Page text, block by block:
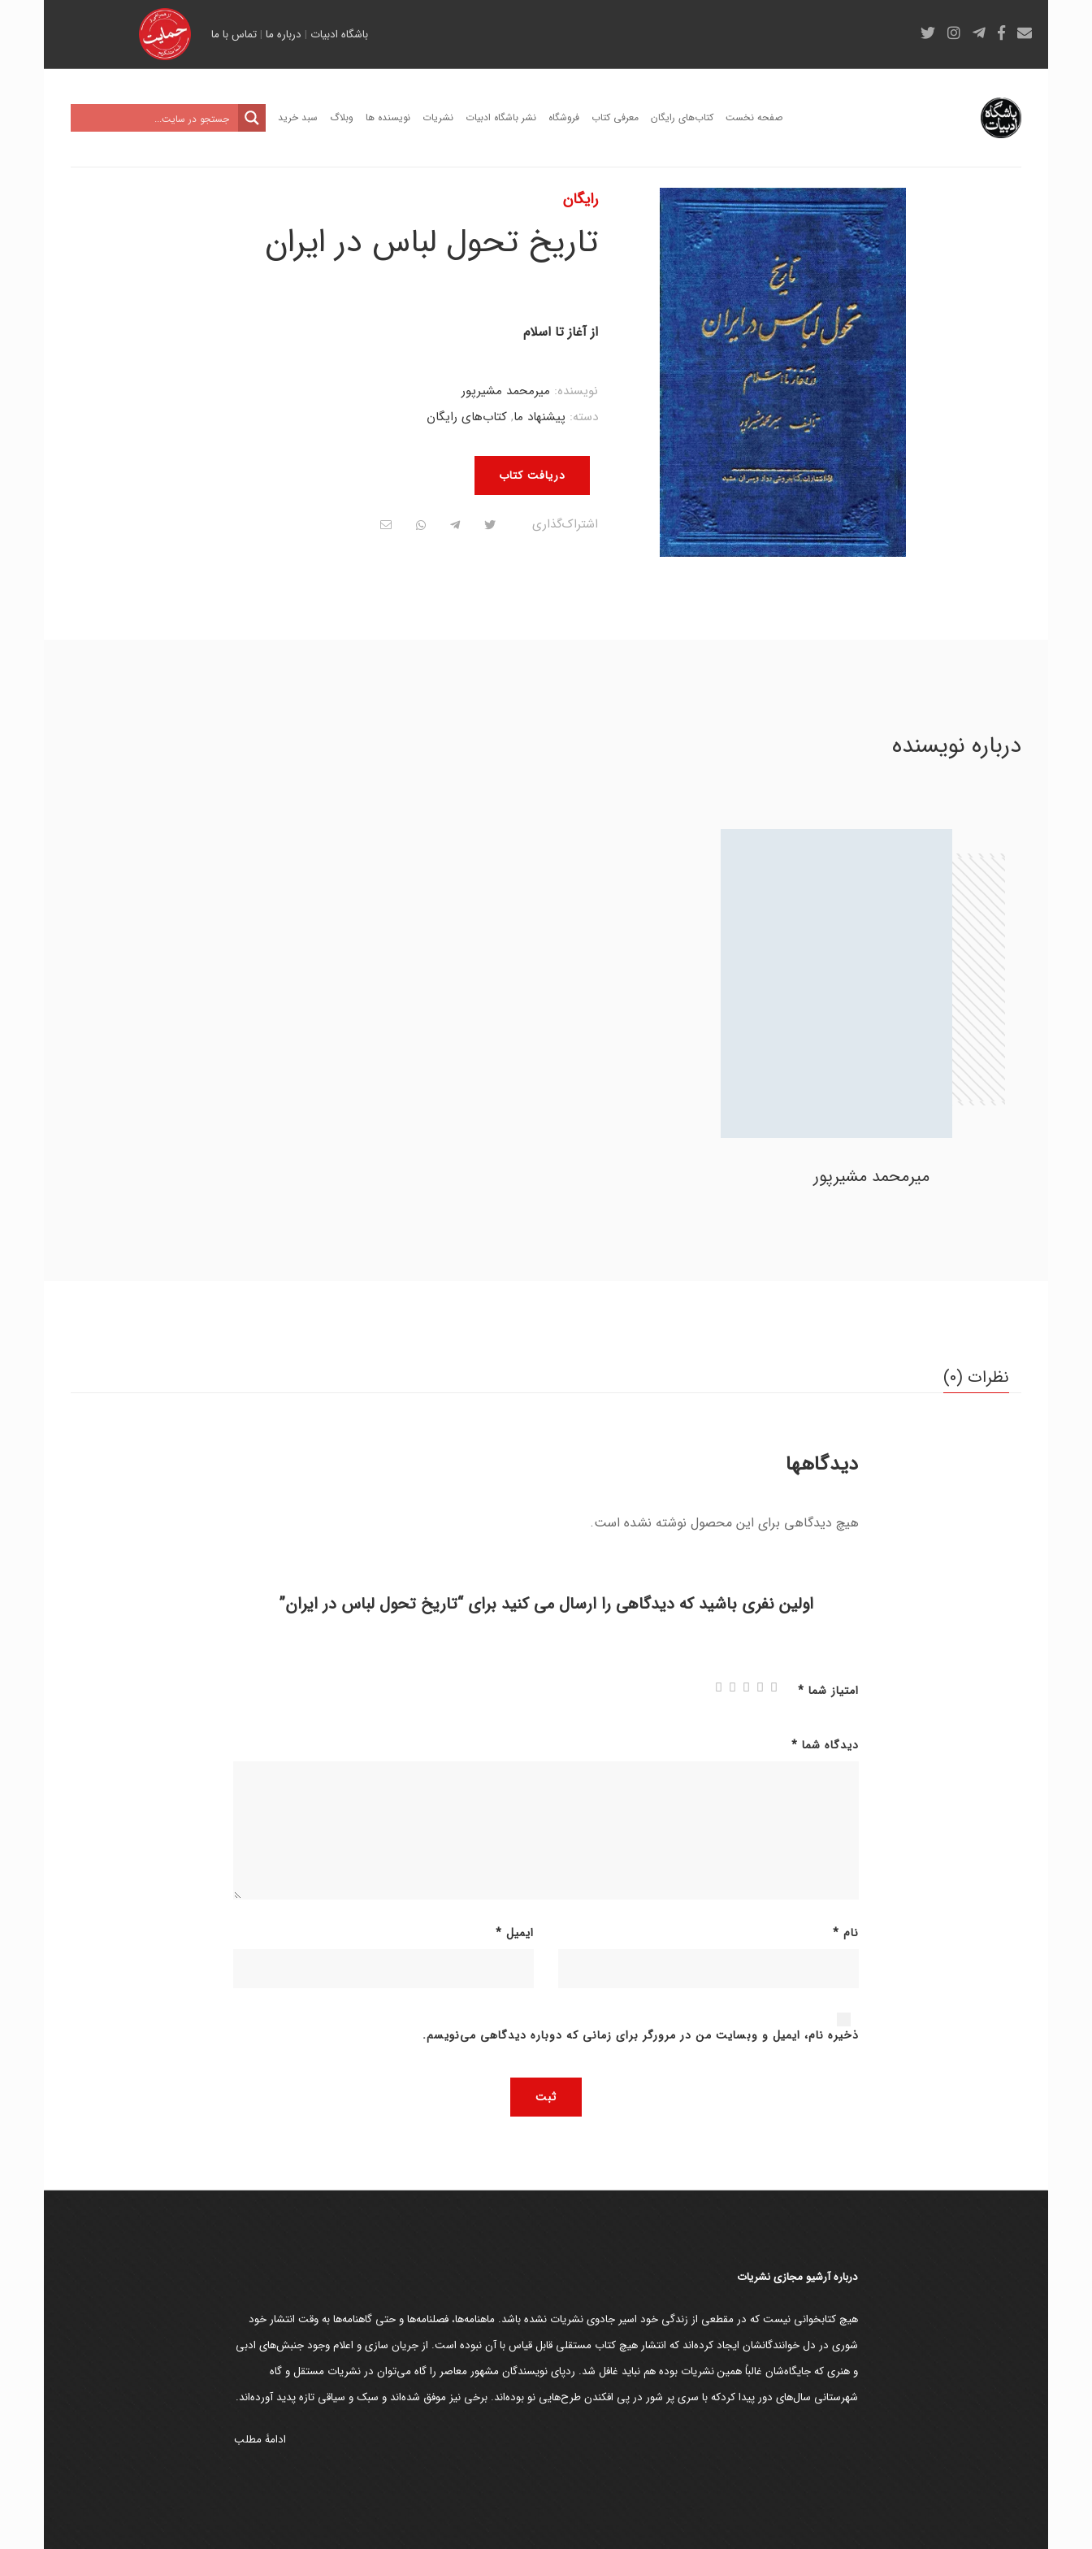
باشگاه ادبیات | درباره ما |تماس با ما
صفحه نخست کتاب‌های رایگان معرفی کتاب فروشگاه نشر باشگاه ادبیات نشریات نویسنده ها وبلاگ سبد خرید
رایگان
تاریخ تحول لباس در ایران
از آغاز تا اسلام
دریافت کتاب
نویسنده: میرمحمد مشیرپور
دسته: پیشنهاد ما,کتاب‌های رایگان
اشتراک‌گذاری
درباره نویسنده
میرمحمد مشیرپور
نظرات (0)
دیدگاهها
هیچ دیدگاهی برای این محصول نوشته نشده است.
اولین نفری باشید که دیدگاهی را ارسال می کنید برای “تاریخ تحول لباس در ایران”
امتیاز شما *
دیدگاه شما *
نام * ایمیل *
ذخیره نام، ایمیل و وبسایت من در مرورگر برای زمانی که دوباره دیدگاهی می‌نویسم.
دربارۀ آرشیو مجازی نشریات
هیچ کتابخوانی نیست که در مقطعی از زندگی خود اسیر جادوی نشریات نشده باشد. ماهنامه‌ها، فصلنامه‌ها و حتی گاهنامه‌ها به وقت انتشار خود
شوری در دل خوانندگانشان ایجاد کرده‌اند که انتشار هیچ کتاب مستقلی قابل قیاس با آن نبوده است. از جریان سازی و اعلام وجود جنبش‌های ادبی
و هنری که جایگاه‌شان غالباً همین نشریات بوده هم نباید غافل شد. ردپای نویسندگان مشهور معاصر را گاه می‌توان در نشریات مستقل و گاه
شهرستانی سال‌های دور پیدا کردکه با سری پر شور در پی افکندن طرح‌هایی نو بوده‌اند. برخی نیز موفق شده‌اند و سبک و سیاقی تازه پدید آورده‌اند.
ادامۀ مطلب